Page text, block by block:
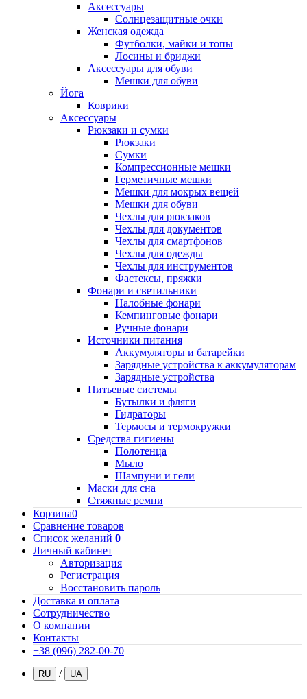
Аксессуары
Солнцезащитные очки
Женская одежда
Футболки, майки и топы
Лосины и бриджи
Аксессуары для обуви
Мешки для обуви
Йога
Коврики
Аксессуары
Рюкзаки и сумки
Рюкзаки
Сумки
Компрессионные мешки
Герметичные мешки
Мешки для мокрых вещей
Мешки для обуви
Чехлы для рюкзаков
Чехлы для документов
Чехлы для смартфонов
Чехлы для одежды
Чехлы для инструментов
Фастексы, пряжки
Фонари и светильники
Налобные фонари
Кемпинговые фонари
Ручные фонари
Источники питания
Аккумуляторы и батарейки
Зарядные устройства к аккумуляторам
Зарядные устройства
Питьевые системы
Бутылки и фляги
Гидраторы
Термосы и термокружки
Средства гигиены
Полотенца
Мыло
Шампуни и гели
Маски для сна
Стяжные ремни
Корзина0
Сравнение товаров
Список желаний 0
Личный кабинет
Авторизация
Регистрация
Восстановить пароль
Доставка и оплата
Сотрудничество
О компании
Контакты
+38 (096) 282-00-70
RU / UA